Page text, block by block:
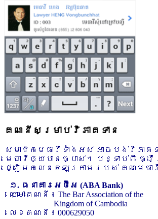
គណនីសម្រាប់វិភាគទាន
សមាជិកមេធាវីទាំងអស់ អាចបង់វិភា
មេធាវីឲ្យបានច្បាស់។ បន្ទាប់ពី
ផ្ញើមកលេខតេឡេក្រាមរបស់ គណៈមេធាវី
១. ធនាគារអេប៊ីអេ (ABA Bank)
ឈ្មោះគណនី ៖ The Bar Association of the
Kingdom of Cambodia
លេខគណនី ៖ 000629050